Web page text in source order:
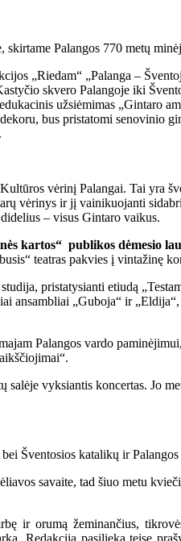
Palangos 770 metų
„Riedam“ „Palanga –
skvero Palangoje iki
užsiėmimas „Gintaro
bus pristatomi senovinio
vėrinį Palangai. Tai yra
vėrinys ir jį vainikuojanti
– visus Gintaro vaikus.
kartos“ publikos dėmesio
teatras pakvies į vintažinę
pristatysianti etiudą
ansambliai „Guboja“ ir
Palangos vardo
vyksiantis koncertas. Jo
Šventosios katalikų ir
savaite, tad šiuo metu
ir orumą žeminančius,
Redakcija pasilieka teisę